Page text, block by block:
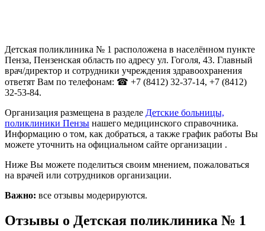
Детская поликлиника № 1 расположена в населённом пункте
Пенза, Пензенская область по адресу ул. Гоголя, 43. Главный
врач/директор и сотрудники учреждения здравоохранения
ответят Вам по телефонам: ☎ +7 (8412) 32-37-14, +7 (8412)
32-53-84.
Организация размещена в разделе Детские больницы,
поликлиники Пензы нашего медицинского справочника.
Информацию о том, как добраться, а также график работы Вы
можете уточнить на официальном сайте организации .
Ниже Вы можете поделиться своим мнением, пожаловаться
на врачей или сотрудников организации.
Важно: все отзывы модерируются.
Отзывы о Детская поликлиника № 1